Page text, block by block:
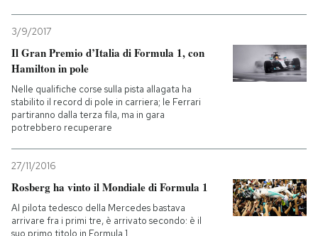
3/9/2017
Il Gran Premio d’Italia di Formula 1, con
Hamilton in pole
Nelle qualifiche corse sulla pista allagata ha
stabilito il record di pole in carriera; le Ferrari
partiranno dalla terza fila, ma in gara
potrebbero recuperare
27/11/2016
Rosberg ha vinto il Mondiale di Formula 1
Al pilota tedesco della Mercedes bastava
arrivare fra i primi tre, è arrivato secondo: è il
suo primo titolo in Formula 1